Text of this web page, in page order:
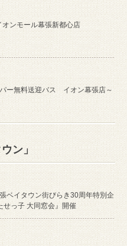
ンモール幕張新都心店
パー無料送迎バス イオン幕張店～
ン」
ベイタウン街びらき30周年特別企
っ子 大同窓会』開催